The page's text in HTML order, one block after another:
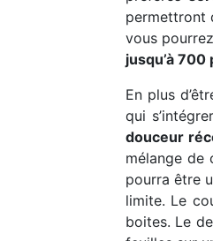
permettront
vous
jusqu’à 700
En plus
qui
douceur
mélange de
pourra être
limite. Le
boites. Le